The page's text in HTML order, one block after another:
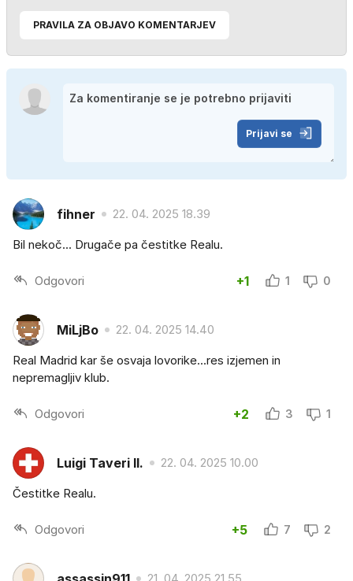
PRAVILA ZA OBJAVO KOMENTARJEV
Prijavi se
fihner 22. 04. 2025 18.39
Bil nekoč... Drugače pa čestitke Realu.
Odgovori +1 1 0
MiLjBo 22. 04. 2025 14.40
Real Madrid kar še osvaja lovorike...res izjemen in
nepremagljiv klub.
Odgovori +2 3 1
Luigi Taveri II. 22. 04. 2025 10.00
Čestitke Realu.
Odgovori +5 7 2